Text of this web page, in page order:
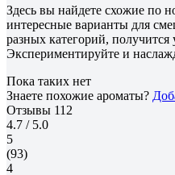
Здесь вы найдете схожие по
интересные варианты для
разных категорий, получится
Экспериментируйте и
Пока таких нет
Знаете похожие ароматы?
Отзывы 112
4.7 / 5.0
5
(93)
4